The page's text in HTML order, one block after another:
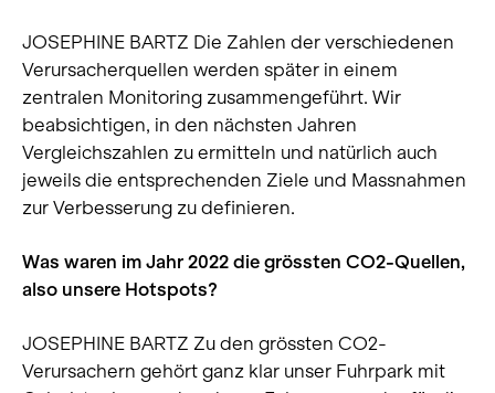
JOSEPHINE BARTZ Die Zahlen der verschiedenen
Verursacherquellen werden später in einem
zentralen Monitoring zusammengeführt. Wir
beabsichtigen, in den nächsten Jahren
Vergleichszahlen zu ermitteln und natürlich auch
jeweils die entsprechenden Ziele und Massnahmen
zur Verbesserung zu definieren.
Was waren im Jahr 2022 die grössten CO2-Quellen,
also unsere Hotspots?
JOSEPHINE BARTZ Zu den grössten CO2-
Verursachern gehört ganz klar unser Fuhrpark mit